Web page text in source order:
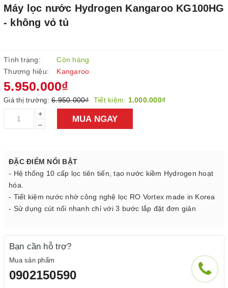
Máy lọc nước Hydrogen Kangaroo KG100HG
- không vỏ tủ
Tình trạng:
Còn hàng
Thương hiệu:
Kangaroo
5.950.000₫
Giá thị trường: 6.950.000₫ Tiết kiệm: 1.000.000₫
+
–
MUA NGAY
ĐẶC ĐIỂM NỔI BẬT
- Hệ thống 10 cấp lọc tiên tiến, tạo nước kiềm Hydrogen hoạt
hóa.
- Tiết kiệm nước nhờ công nghệ lọc RO Vortex made in Korea
- Sử dụng cút nối nhanh chỉ với 3 bước lắp đặt đơn giản
Bạn cần hỗ trợ?
Mua sản phẩm
0902150590